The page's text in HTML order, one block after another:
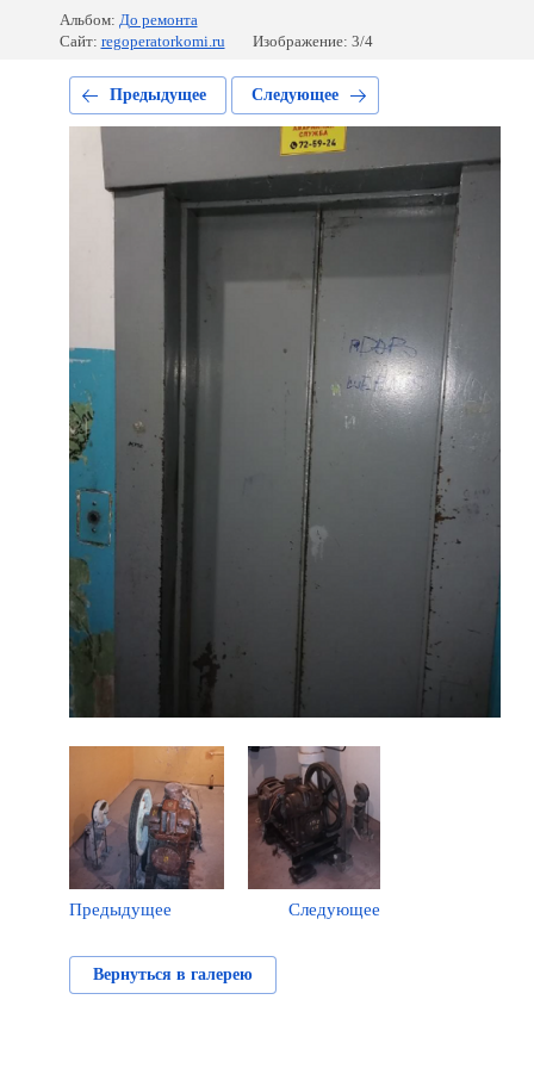
Альбом: До ремонта
Сайт: regoperatorkomi.ru Изображение: 3/4
Предыдущее Следующее
Предыдущее Следующее
Вернуться в галерею